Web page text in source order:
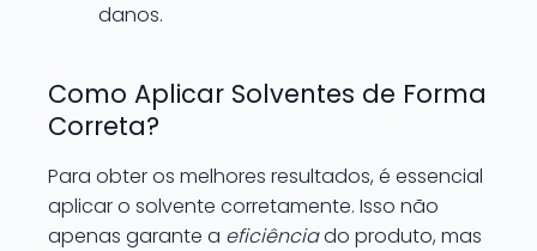
danos.
Como Aplicar Solventes de Forma
Correta?
Para obter os melhores resultados, é essencial
aplicar o solvente corretamente. Isso não
apenas garante a eficiênciado produto, mas